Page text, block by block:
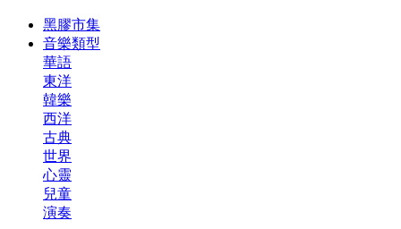
黑膠市集
音樂類型
華語
東洋
韓樂
西洋
古典
世界
心靈
兒童
演奏